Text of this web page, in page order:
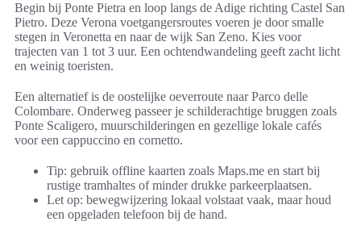
Begin bij Ponte Pietra en loop langs de Adige richting Castel San
Pietro. Deze Verona voetgangersroutes voeren je door smalle
stegen in Veronetta en naar de wijk San Zeno. Kies voor
trajecten van 1 tot 3 uur. Een ochtendwandeling geeft zacht licht
en weinig toeristen.
Een alternatief is de oostelijke oeverroute naar Parco delle
Colombare. Onderweg passeer je schilderachtige bruggen zoals
Ponte Scaligero, muurschilderingen en gezellige lokale cafés
voor een cappuccino en cornetto.
Tip: gebruik offline kaarten zoals Maps.me en start bij
rustige tramhaltes of minder drukke parkeerplaatsen.
Let op: bewegwijzering lokaal volstaat vaak, maar houd
een opgeladen telefoon bij de hand.